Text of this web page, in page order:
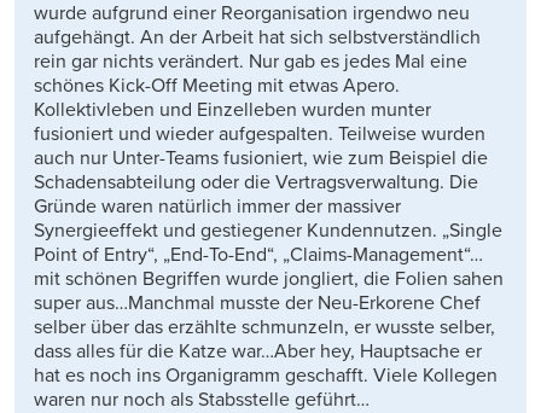
wurde aufgrund einer Reorganisation irgendwo neu
aufgehängt. An der Arbeit hat sich selbstverständlich
rein gar nichts verändert. Nur gab es jedes Mal eine
schönes Kick-Off Meeting mit etwas Apero.
Kollektivleben und Einzelleben wurden munter
fusioniert und wieder aufgespalten. Teilweise wurden
auch nur Unter-Teams fusioniert, wie zum Beispiel die
Schadensabteilung oder die Vertragsverwaltung. Die
Gründe waren natürlich immer der massiver
Synergieeffekt und gestiegener Kundennutzen. „Single
Point of Entry“, „End-To-End“, „Claims-Management“…
mit schönen Begriffen wurde jongliert, die Folien sahen
super aus…Manchmal musste der Neu-Erkorene Chef
selber über das erzählte schmunzeln, er wusste selber,
dass alles für die Katze war…Aber hey, Hauptsache er
hat es noch ins Organigramm geschafft. Viele Kollegen
waren nur noch als Stabsstelle geführt…